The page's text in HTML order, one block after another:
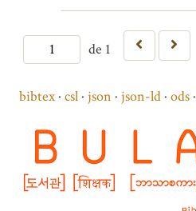
de 1
bibtex csl json json-ld ods